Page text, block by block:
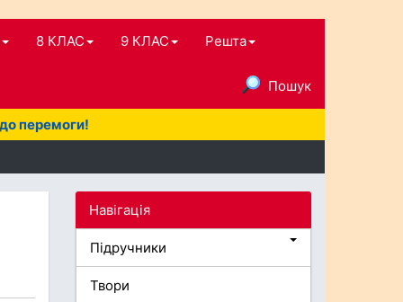
8 КЛАС 9 КЛАС Решта
Пошук
перемоги!
Навігація
Підручники
Твори